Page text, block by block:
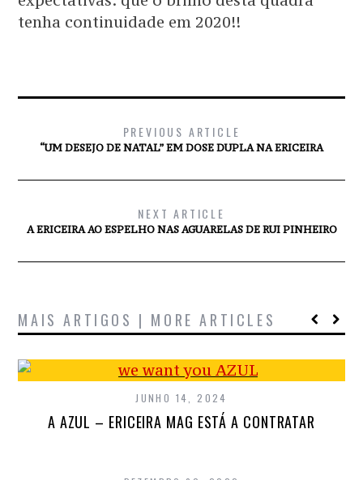
tenha continuidade em 2020!!
PREVIOUS ARTICLE
“UM DESEJO DE NATAL” EM DOSE DUPLA NA ERICEIRA
NEXT ARTICLE
A ERICEIRA AO ESPELHO NAS AGUARELAS DE RUI PINHEIRO
MAIS ARTIGOS | MORE ARTICLES
JUNHO 14, 2024
A AZUL – ERICEIRA MAG ESTÁ A CONTRATAR